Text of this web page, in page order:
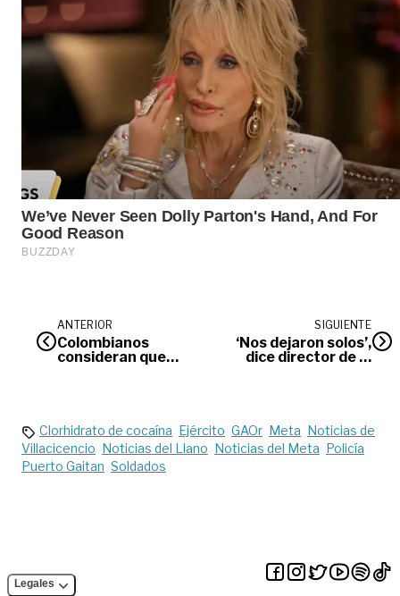
ANTERIOR
Colombianos
consideran que
SIGUIENTE
‘Nos dejaron solos’,
dice director de la
Clorhidrato de cocaína Ejército GAOr Meta Noticias de
Villacicencio Noticias del Llano Noticias del Meta Policía
Puerto Gaitan Soldados
Legales